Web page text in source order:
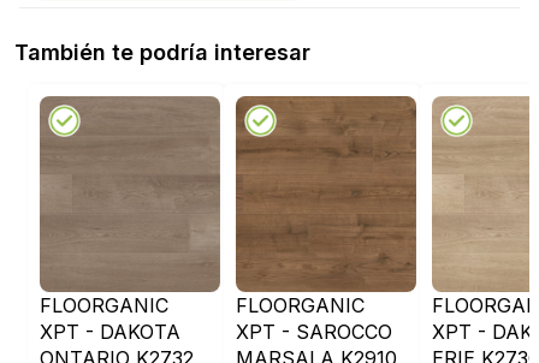
También te podría interesar
FLOORGANIC
XPT - DAKOTA
FLOORGANIC
XPT - SAROCCO
XPT -